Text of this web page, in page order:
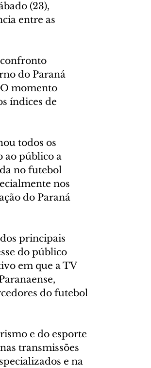
(23),
entre as
do Paraná
momento
índices de
todos os
ao público a
no futebol
nos
do Paraná
principais
do público
em que a TV
do futebol
e do esporte
transmissões
e na